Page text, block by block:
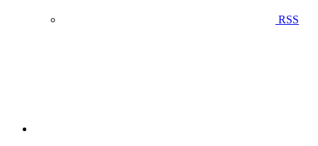
RSS